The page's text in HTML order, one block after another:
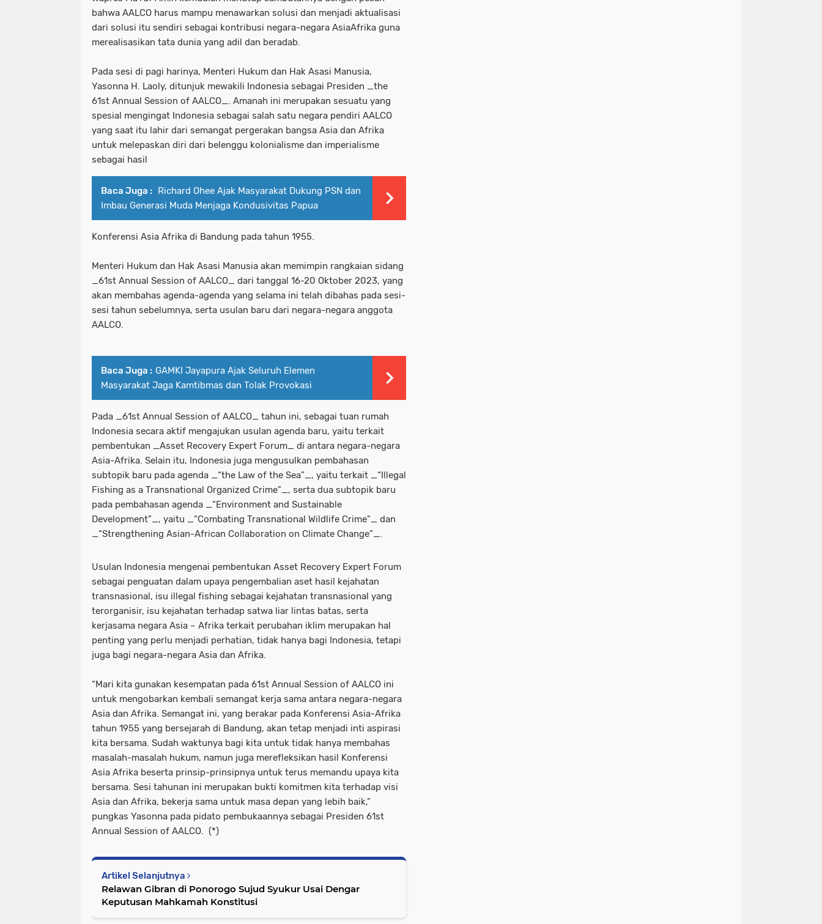
bahwa AALCO harus mampu menawarkan solusi dan menjadi aktualisasi
dari solusi itu sendiri sebagai kontribusi negara-negara AsiaAfrika guna
merealisasikan tata dunia yang adil dan beradab.
Pada sesi di pagi harinya, Menteri Hukum dan Hak Asasi Manusia,
Yasonna H. Laoly, ditunjuk mewakili Indonesia sebagai Presiden _the
61st Annual Session of AALCO_. Amanah ini merupakan sesuatu yang
spesial mengingat Indonesia sebagai salah satu negara pendiri AALCO
yang saat itu lahir dari semangat pergerakan bangsa Asia dan Afrika
untuk melepaskan diri dari belenggu kolonialisme dan imperialisme
sebagai hasil
Baca Juga : Richard Ohee Ajak Masyarakat Dukung PSN dan
Imbau Generasi Muda Menjaga Kondusivitas Papua
Konferensi Asia Afrika di Bandung pada tahun 1955.
Menteri Hukum dan Hak Asasi Manusia akan memimpin rangkaian sidang
_61st Annual Session of AALCO_ dari tanggal 16-20 Oktober 2023, yang
akan membahas agenda-agenda yang selama ini telah dibahas pada sesi-
sesi tahun sebelumnya, serta usulan baru dari negara-negara anggota
AALCO.
Baca Juga : GAMKI Jayapura Ajak Seluruh Elemen
Masyarakat Jaga Kamtibmas dan Tolak Provokasi
Pada _61st Annual Session of AALCO_ tahun ini, sebagai tuan rumah
Indonesia secara aktif mengajukan usulan agenda baru, yaitu terkait
pembentukan _Asset Recovery Expert Forum_ di antara negara-negara
Asia-Afrika. Selain itu, Indonesia juga mengusulkan pembahasan
subtopik baru pada agenda _“the Law of the Sea”_, yaitu terkait _“Illegal
Fishing as a Transnational Organized Crime”_, serta dua subtopik baru
pada pembahasan agenda _“Environment and Sustainable
Development”_, yaitu _“Combating Transnational Wildlife Crime”_ dan
_“Strengthening Asian-African Collaboration on Climate Change”_.
Usulan Indonesia mengenai pembentukan Asset Recovery Expert Forum
sebagai penguatan dalam upaya pengembalian aset hasil kejahatan
transnasional, isu illegal fishing sebagai kejahatan transnasional yang
terorganisir, isu kejahatan terhadap satwa liar lintas batas, serta
kerjasama negara Asia – Afrika terkait perubahan iklim merupakan hal
penting yang perlu menjadi perhatian, tidak hanya bagi Indonesia, tetapi
juga bagi negara-negara Asia dan Afrika.
“Mari kita gunakan kesempatan pada 61st Annual Session of AALCO ini
untuk mengobarkan kembali semangat kerja sama antara negara-negara
Asia dan Afrika. Semangat ini, yang berakar pada Konferensi Asia-Afrika
tahun 1955 yang bersejarah di Bandung, akan tetap menjadi inti aspirasi
kita bersama. Sudah waktunya bagi kita untuk tidak hanya membahas
masalah-masalah hukum, namun juga merefleksikan hasil Konferensi
Asia Afrika beserta prinsip-prinsipnya untuk terus memandu upaya kita
bersama. Sesi tahunan ini merupakan bukti komitmen kita terhadap visi
Asia dan Afrika, bekerja sama untuk masa depan yang lebih baik,”
pungkas Yasonna pada pidato pembukaannya sebagai Presiden 61st
Annual Session of AALCO. (*)
Artikel Selanjutnya
Relawan Gibran di Ponorogo Sujud Syukur Usai Dengar
Keputusan Mahkamah Konstitusi